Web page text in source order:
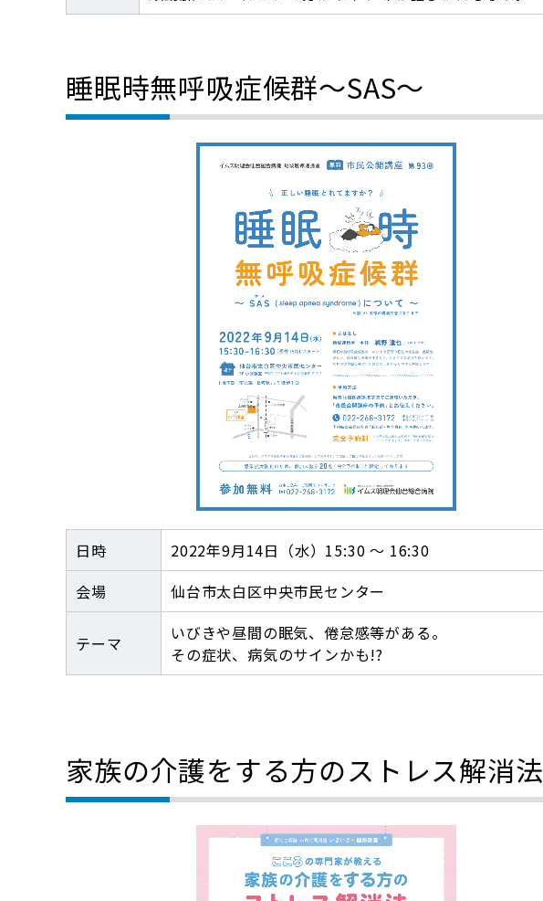
睡眠時無呼吸症候群～SAS～
日時
2022年9月14日（水）15:30 ～ 16:30
会場
仙台市太白区中央市民センター
テーマ
いびきや昼間の眠気、倦怠感等がある。
その症状、病気のサインかも!?
家族の介護をする方のストレス解消法